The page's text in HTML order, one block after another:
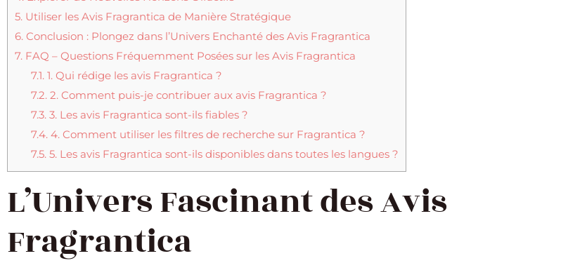
5. Utiliser les Avis Fragrantica de Manière Stratégique
6. Conclusion : Plongez dans l’Univers Enchanté des Avis Fragrantica
7. FAQ – Questions Fréquemment Posées sur les Avis Fragrantica
7.1.1. Qui rédige les avis Fragrantica ?
7.2.2. Comment puis-je contribuer aux avis Fragrantica ?
7.3.3. Les avis Fragrantica sont-ils fiables ?
7.4.4. Comment utiliser les filtres de recherche sur Fragrantica ?
7.5.5. Les avis Fragrantica sont-ils disponibles dans toutes les langues ?
L’Univers Fascinant des Avis
Fragrantica